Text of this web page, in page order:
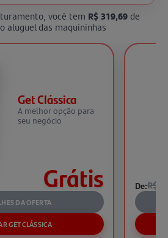
você tem R$ 319,69de
aluguel das maquininhas
Get Clássica
A melhor opção para
seu negócio
Grátis
DA OFERTA
GET CLÁSSICA
De:R$